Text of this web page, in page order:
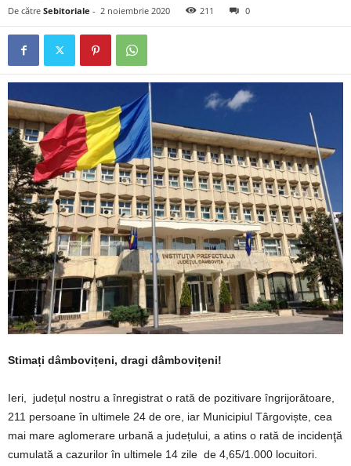
De către Sebitoriale - 2 noiembrie 2020 211 0
Stimați dâmbovițeni, dragi dâmbovițeni!
Ieri, județul nostru a înregistrat o rată de pozitivare îngrijorătoare,
211 persoane în ultimele 24 de ore, iar Municipiul Târgoviște, cea
mai mare aglomerare urbană a județului, a atins o rată de incidenţă
cumulată a cazurilor în ultimele 14 zile de 4,65/1.000 locuitori.